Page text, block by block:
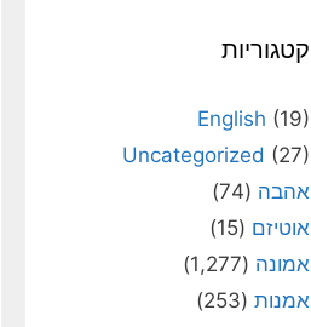
קטגוריות
English (19)
Uncategorized (27)
אהבה (74)
אוטיזם (15)
אמונה (1,277)
אמנות (253)